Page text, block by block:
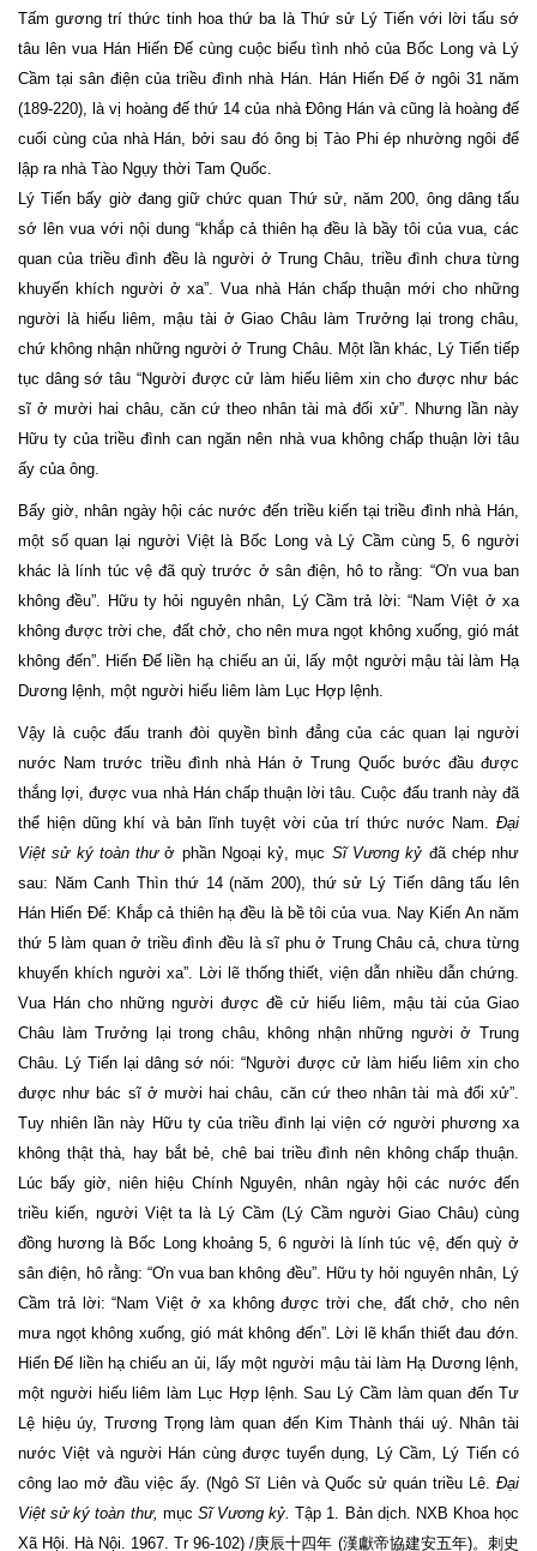
Tấm gương trí thức tinh hoa thứ ba là Thứ sử Lý Tiến với lời tấu sớ
tâu lên vua Hán Hiến Đế cùng cuộc biểu tình nhỏ của Bốc Long và Lý
Cầm tại sân điện của triều đình nhà Hán. Hán Hiến Đế ở ngôi 31 năm
(189-220), là vị hoàng đế thứ 14 của nhà Đông Hán và cũng là hoàng đế
cuối cùng của nhà Hán, bởi sau đó ông bị Tào Phi ép nhường ngôi để
lập ra nhà Tào Ngụy thời Tam Quốc.
Lý Tiến bấy giờ đang giữ chức quan Thứ sử, năm 200, ông dâng tấu
sớ lên vua với nội dung “khắp cả thiên hạ đều là bầy tôi của vua, các
quan của triều đình đều là người ở Trung Châu, triều đình chưa từng
khuyến khích người ở xa”. Vua nhà Hán chấp thuận mới cho những
người là hiếu liêm, mậu tài ở Giao Châu làm Trưởng lại trong châu,
chứ không nhận những người ở Trung Châu. Một lần khác, Lý Tiến tiếp
tục dâng sớ tâu “Người được cử làm hiếu liêm xin cho được như bác
sĩ ở mười hai châu, căn cứ theo nhân tài mà đối xử”. Nhưng lần này
Hữu ty của triều đình can ngăn nên nhà vua không chấp thuận lời tâu
ấy của ông.
Bấy giờ, nhân ngày hội các nước đến triều kiến tại triều đình nhà Hán,
một số quan lại người Việt là Bốc Long và Lý Cầm cùng 5, 6 người
khác là lính túc vệ đã quỳ trước ở sân điện, hô to rằng: “Ơn vua ban
không đều”. Hữu ty hỏi nguyên nhân, Lý Cầm trả lời: “Nam Việt ở xa
không được trời che, đất chở, cho nên mưa ngọt không xuống, gió mát
không đến”. Hiến Đế liền hạ chiếu an ủi, lấy một người mậu tài làm Hạ
Dương lệnh, một người hiếu liêm làm Lục Hợp lệnh.
Vậy là cuộc đấu tranh đòi quyền bình đẳng của các quan lại người
nước Nam trước triều đình nhà Hán ở Trung Quốc bước đầu được
thắng lợi, được vua nhà Hán chấp thuận lời tâu. Cuộc đấu tranh này đã
thể hiện dũng khí và bản lĩnh tuyệt vời của trí thức nước Nam. Đại
Việtsử ký toànthưở phần Ngoại kỷ, mục Sĩ Vương kỷ đã chép như
sau: Năm Canh Thìn thứ 14 (năm 200), thứ sử Lý Tiến dâng tấu lên
Hán Hiến Đế: Khắp cả thiên hạ đều là bề tôi của vua. Nay Kiến An năm
thứ 5 làm quan ở triều đình đều là sĩ phu ở Trung Châu cả, chưa từng
khuyến khích người xa”. Lời lẽ thống thiết, viện dẫn nhiều dẫn chứng.
Vua Hán cho những người được đề cử hiếu liêm, mậu tài của Giao
Châu làm Trưởng lại trong châu, không nhận những người ở Trung
Châu. Lý Tiến lại dâng sớ nói: “Người được cử làm hiếu liêm xin cho
được như bác sĩ ở mười hai châu, căn cứ theo nhân tài mà đối xử”.
Tuy nhiên lần này Hữu ty của triều đình lại viện cớ người phương xa
không thật thà, hay bắt bẻ, chê bai triều đình nên không chấp thuận.
Lúc bấy giờ, niên hiệu Chính Nguyên, nhân ngày hội các nước đến
triều kiến, người Việt ta là Lý Cầm (Lý Cầm người Giao Châu) cùng
đồng hương là Bốc Long khoảng 5, 6 người là lính túc vệ, đến quỳ ở
sân điện, hô rằng: “Ơn vua ban không đều”. Hữu ty hỏi nguyên nhân, Lý
Cầm trả lời: “Nam Việt ở xa không được trời che, đất chở, cho nên
mưa ngọt không xuống, gió mát không đến”. Lời lẽ khẩn thiết đau đớn.
Hiến Đế liền hạ chiếu an ủi, lấy một người mậu tài làm Hạ Dương lệnh,
một người hiếu liêm làm Lục Hợp lệnh. Sau Lý Cầm làm quan đến Tư
Lệ hiệu úy, Trương Trọng làm quan đến Kim Thành thái uý. Nhân tài
nước Việt và người Hán cùng được tuyển dụng, Lý Cầm, Lý Tiến có
công lao mở đầu việc ấy. (Ngô Sĩ Liên và Quốc sử quán triều Lê. Đại
Việtsửkýtoàn thư, mục Sĩ Vương kỷ. Tập 1. Bản dịch. NXB Khoa học
Xã Hội. Hà Nội. 1967. Tr 96-102) /庚辰十四年 (漢獻帝協建安五年)。刺史